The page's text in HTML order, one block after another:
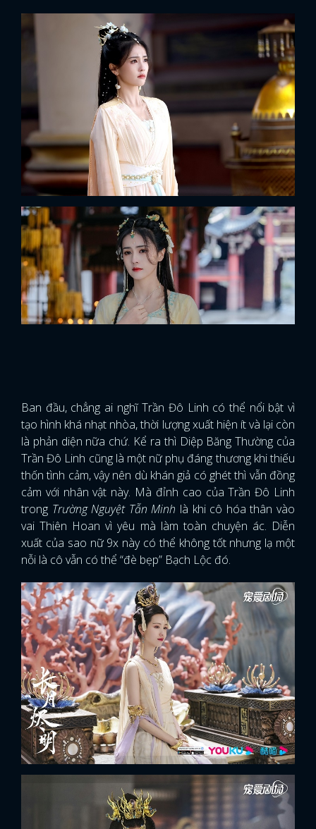
Ban đầu, chẳng ai nghĩ Trần Đô Linh có thể nổi bật vì
tạo hình khá nhạt nhòa, thời lượng xuất hiện ít và lại còn
là phản diện nữa chứ. Kể ra thì Diệp Băng Thường của
Trần Đô Linh cũng là một nữ phụ đáng thương khi thiếu
thốn tình cảm, vậy nên dù khán giả có ghét thì vẫn đồng
cảm với nhân vật này. Mà đỉnh cao của Trần Đô Linh
trong Trường Nguyệt Tẫn Minh là khi cô hóa thân vào
vai Thiên Hoan vì yêu mà làm toàn chuyện ác. Diễn
xuất của sao nữ 9x này có thể không tốt nhưng lạ một
nỗi là cô vẫn có thể “đè bẹp” Bạch Lộc đó.